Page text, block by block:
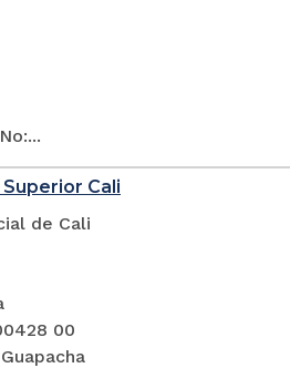
Cali
de Cali
00